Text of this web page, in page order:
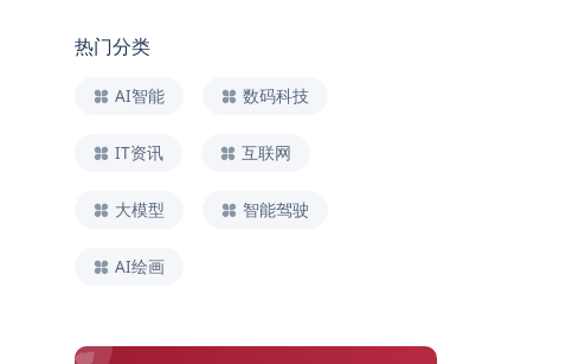
热门分类
AI智能 数码科技
IT资讯 互联网
大模型 智能驾驶
AI绘画